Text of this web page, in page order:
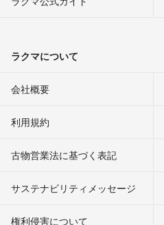
ラクマについて
会社概要
利用規約
古物営業法に基づく表記
サステナビリティメッセージ
権利侵害について